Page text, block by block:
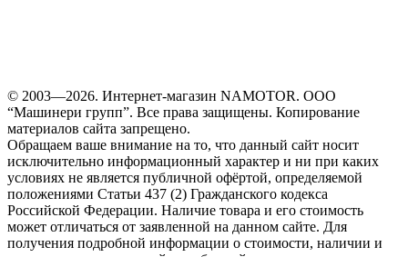
© 2003—2026. Интернет-магазин NAMOTOR. ООО
“Машинери групп”. Все права защищены. Копирование
материалов сайта запрещено.
Обращаем ваше внимание на то, что данный сайт носит
исключительно информационный характер и ни при каких
условиях не является публичной офёртой, определяемой
положениями Статьи 437 (2) Гражданского кодекса
Российской Федерации. Наличие товара и его стоимость
может отличаться от заявленной на данном сайте. Для
получения подробной информации о стоимости, наличии и